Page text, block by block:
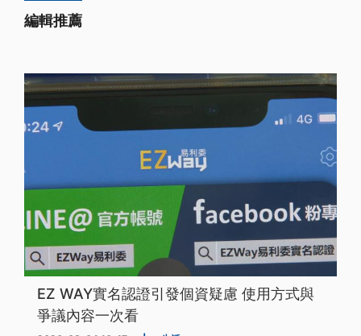
編輯推薦
EZ WAY實名認證引發個資疑慮 使用方式與
爭議內容一次看